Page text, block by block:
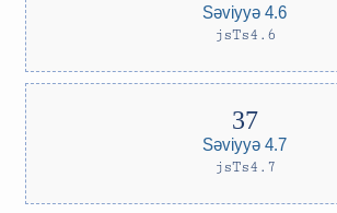
Səviyyə 4.6
jsTs4.6
Səviyyə 4.7
jsTs4.7